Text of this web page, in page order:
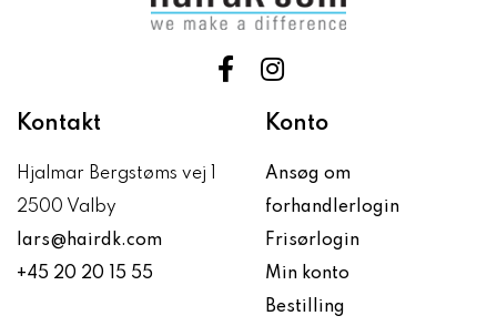
Kontakt
Hjalmar Bergstøms vej 1
2500 Valby
lars@hairdk.com
+45 20 20 15 55
Konto
Ansøg om
forhandlerlogin
Frisørlogin
Min konto
Bestilling